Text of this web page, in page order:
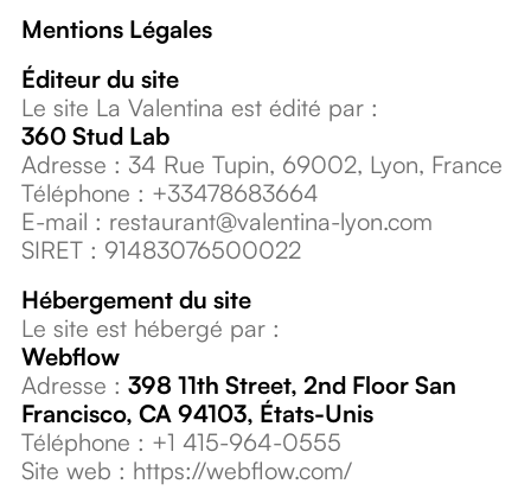
Mentions
Légales
Mentions Légales
Éditeur du site
Le site La Valentina est édité par :
360 Stud Lab
Adresse : 34 Rue Tupin, 69002, Lyon, France
Téléphone : +33478683664
E-mail : restaurant@valentina-lyon.com
SIRET : 91483076500022
Hébergement du site
Le site est hébergé par :
Webflow
Adresse : 398 11th Street, 2nd Floor San
Francisco, CA 94103, États-Unis
Téléphone : +1 415-964-0555
Site web : https://webflow.com/